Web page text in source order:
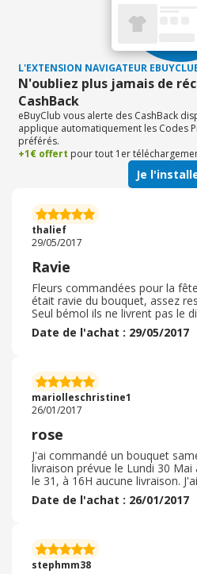
L'EXTENSION NAVIGATEUR
N'oubliez plus jamais de
CashBack
eBuyClub vous alerte des CashBack
applique automatiquement les Codes
préférés.
+1€ offert pour tout 1er
Je
thalief
29/05/2017
Ravie
Fleurs commandées pour la
était ravie du bouquet, assez
Seul bémol ils ne livrent pas le
très décevant puisque la fête
Dimanche...
Date de l'achat : 29/05/2017
mariolleschristine1
26/01/2017
rose
J'ai commandé un bouquet
livraison prévue le Lundi 30
le 31, à 16H aucune livraison.
5 fois depuis hier, leur manager
explication. Toujours rien, Je
Date de l'achat : 26/01/2017
stephmm38